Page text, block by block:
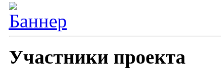
Участники проекта